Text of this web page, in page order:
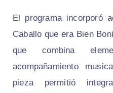
El programa incorporó
Caballo que era Bien
que combina
acompañamiento
pieza permitió